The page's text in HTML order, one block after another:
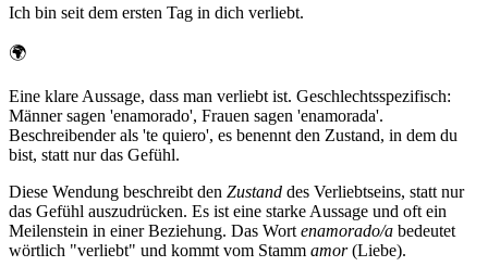
Ich bin seit dem ersten Tag in dich verliebt.
🌍
Eine klare Aussage, dass man verliebt ist. Geschlechtsspezifisch:
Männer sagen 'enamorado', Frauen sagen 'enamorada'.
Beschreibender als 'te quiero', es benennt den Zustand, in dem du
bist, statt nur das Gefühl.
Diese Wendung beschreibt den Zustand des Verliebtseins, statt nur
das Gefühl auszudrücken. Es ist eine starke Aussage und oft ein
Meilenstein in einer Beziehung. Das Wort enamorado/a bedeutet
wörtlich "verliebt" und kommt vom Stamm amor(Liebe).